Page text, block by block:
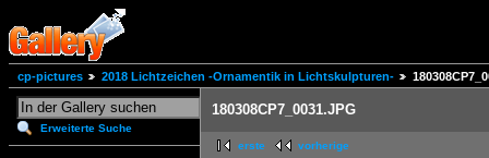
cp-pictures 2018 Lichtzeichen -Ornamentik in Lichtskulpturen-
Erweiterte Suche
180308CP7_0031.JPG
erste vorherige